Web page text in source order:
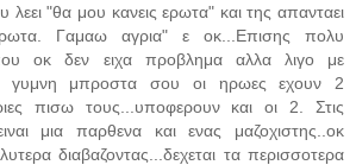
λεει "θα μου κανεις ερωτα" και της απανταει
Γαμαω αγρια" ε οκ...Επισης πολυ
οκ δεν ειχα προβλημα αλλα λιγο με
γυμνη μπροστα σου οι ηρωες εχουν 2
πισω τους...υποφερουν και οι 2. Στις
μια παρθενα και ενας μαζοχιστης..οκ
διαβαζοντας...δεχεται τα περισσοτερα